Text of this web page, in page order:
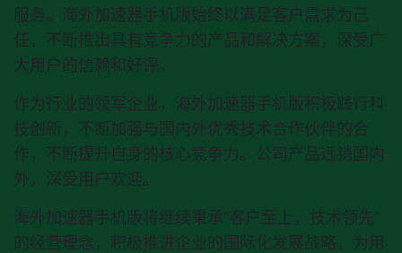
服务。 海外加速器手机版始终以满足客户需求为己
任，不断推出具有竞争力的产品和解决方案，深受广
大用户的信赖和好评。
作为行业的领军企业， 海外加速器手机版积极践行科
技创新，不断加强与国内外优秀技术合作伙伴的合
作，不断提升自身的核心竞争力。公司产品远销国内
外，深受用户欢迎。
海外加速器手机版将继续秉承“客户至上，技术领先”
的经营理念，积极推进企业的国际化发展战略，为用